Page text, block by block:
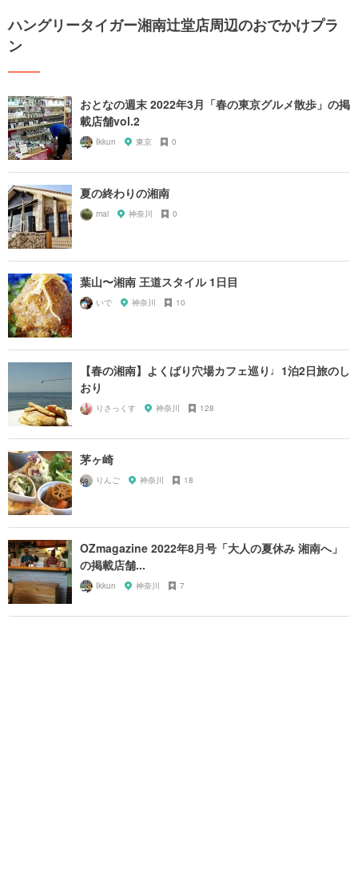
ハングリータイガー湘南辻堂店周辺のおでかけプラ
ン
おとなの週末 2022年3月「春の東京グルメ散歩」の掲
載店舗vol.2
Ikkun 東京 0
夏の終わりの湘南
mai 神奈川 0
葉山〜湘南 王道スタイル 1日目
いで 神奈川 10
【春の湘南】よくばり穴場カフェ巡り♩1泊2日旅のし
おり
りさっくす 神奈川 128
茅ヶ崎
りんご 神奈川 18
OZmagazine 2022年8月号「大人の夏休み 湘南へ」
の掲載店舗...
Ikkun 神奈川 7